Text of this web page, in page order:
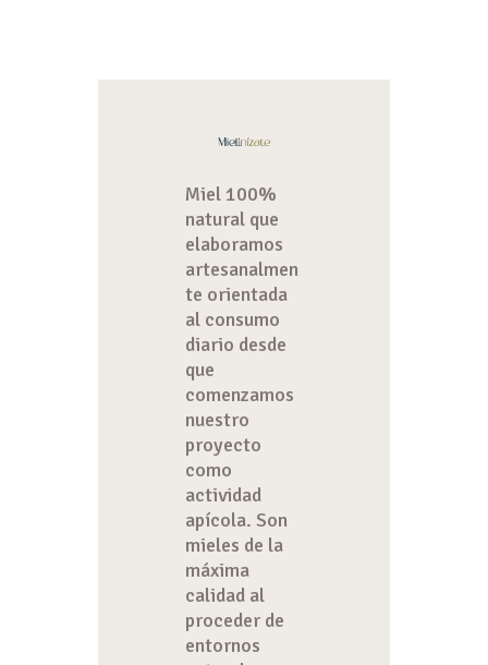
Miel 100%
natural que
elaboramos
artesanalmen
te orientada
al consumo
diario desde
que
comenzamos
nuestro
proyecto
como
actividad
apícola. Son
mieles de la
máxima
calidad al
proceder de
entornos